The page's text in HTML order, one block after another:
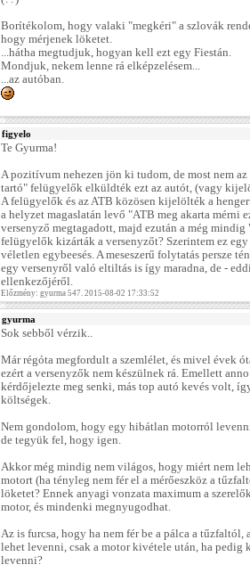
Borítékolom, hogy valaki "megkéri" a szlovák
hogy mérjenek löketet.
...hátha megtudjuk, hogyan kell ezt egy Fiestán.
Mondjuk, nekem lenne rá elképzelésem...
...az autóban.
figyelo
Te Gyurma!
A pozitívum nehezen jön ki tudom, de most nem
tartó" felügyelők elküldték ezt az autót, (vagy
A felügyelők és az ATB közösen kijelölték a
a helyzet magaslatán levő "ATB meg akarta mérni
versenyző megtagadott, majd ezután a még
felügyelők kizárták a versenyzőt? Szerintem ez
véletlen egybeesés. A meseszerű folytatás persze
egy versenyről való eltiltás is így maradna, de -
ellenkezőjéről.
Előzmény: gyurma 547. 2015-08-02 17:33:52
gyurma
Sok sebből vérzik..
Már régóta megfordult a szemlélet, és mivel évek
ezért a versenyzők nem készülnek rá. Emellett
kérdőjelezte meg senki, más top autó kevés volt,
költségek.
Nem gondolom, hogy egy hibátlan motorról
de tegyük fel, hogy igen.
Akkor még mindig nem világos, hogy miért nem
motort (ha tényleg nem fér el a mérőeszköz a
löketet? Ennek anyagi vonzata maximum a
motor, és mindenki megnyugodhat.
Az is furcsa, hogy ha nem fér be a pálca a
lehet levenni, csak a motor kivétele után, ha pedig
levenni?